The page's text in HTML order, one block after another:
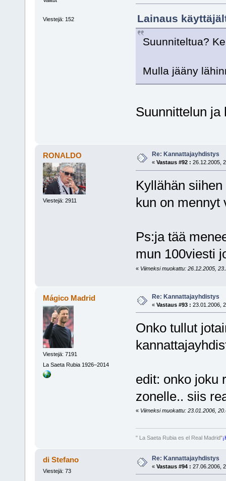
Viestejä: 152
Lainaus
Suunniteltua?
Mulla jääny
Suunnittelun
RONALDO
Viestejä: 2911
Re: Kannattajayhdistys
« Vastaus #92 : 26.12.2005,
Kyllähän
kun on
Ps:ja tää
mun 100viesti
« Viimeksi muokattu: 26.12.2005,
Mágico Madrid
Viestejä: 7191
La Saeta Rubia 1926–2014
Re: Kannattajayhdistys
« Vastaus #93 : 23.01.2006,
Onko tullut
edit: onko joku
zonelle.. siis
« Viimeksi muokattu: 23.01.2006,
" La Saeta Rubia es el Real Madrid"
di Stefano
Viestejä: 73
Re: Kannattajayhdistys
« Vastaus #94 : 27.06.2006,